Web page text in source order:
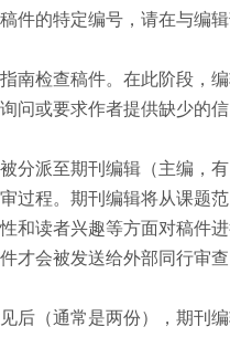
件的特定编号，请在与编
南检查稿件。在此阶段，
问或要求作者提供缺少的信
分派至期刊编辑（主编，
过程。期刊编辑将从课题范
和读者兴趣等方面对稿件
才会被发送给外部同行审
后（通常是两份），期刊